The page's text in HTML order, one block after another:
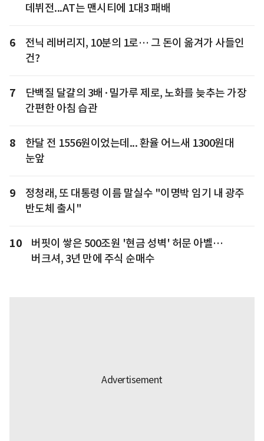
데뷔전...AT는 맨시티에 1대3 패배
6
전닉 레버리지, 10분의 1로… 그 돈이 옮겨가 사들인
건?
7
단백질 달걀의 3배·밀가루 제로, 노화를 늦추는 가장
간편한 아침 습관
8
한달 전 1556원이었는데... 환율 어느새 1300원대
눈앞
9
정청래, 또 대통령 이름 말실수 "이명박 임기 내 광주
반도체 출시"
10
버핏이 쌓은 500조원 '현금 성벽' 허문 아벨…
버크셔, 3년 만에 주식 순매수